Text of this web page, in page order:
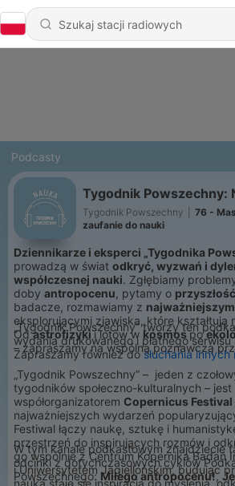
Podcasty
Tygodnik Powszechny:
Tygodnik Powszechny
76 -
zaufanie do nauki
Dziennikarze i eksperci „Tygodnika
prowadzą w świat odkryć, wyzwań i
współczesnej nauki. Zgłębiamy
doby antropocenu, pytamy o przyszłość
badacze, rozmawiamy z
eksplorującymi zjawiska, które kształtują
Odastrofizykii lotów w kosmospo
– zapraszamy na wspólną poznawczą
„Tygodnik Powszechny” tworzy ten
wydania drukowanego i płatnego
Zapraszamy również dosłuchania
„Tygodnik Powszechny” – jeden z
tygodników społeczno-kulturalnych – jest
współorganizatorem Copernicus Festival
najważniejszych wydarzeń
Festiwal łączy naukę, sztukę i
przestrzeń do inspirujących rozmów i
go wspólnie z Centrum Kopernika Badań
i Uniwersytetem Jagiellońskim, budując
nauka staje się inspiracją do myślenia,
W tym kanale podkastowym znajdziecie
odcinki z dotychczasowych cyklów
Powszechnego: Miłego antropocenu!,